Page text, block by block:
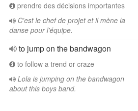
prendre des décisions importantes
C'est le chef de projet et il mène la
danse pour l'équipe.
to jump on the bandwagon
to follow a trend or craze
Lola is jumping on the bandwagon
about this boys band.